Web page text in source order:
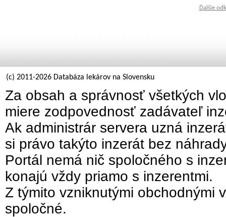
Ďalšie
(c) 2011-2026 Databáza lekárov na Slovensku
Za obsah a správnosť všetkých
miere zodpovednosť zadávateľ
Ak administrár servera uzná
si právo takýto inzerát bez
Portál nemá nič spoločného s
konajú vždy priamo s inzerentmi.
Z týmito vzniknutými obchodnými
spoločné.